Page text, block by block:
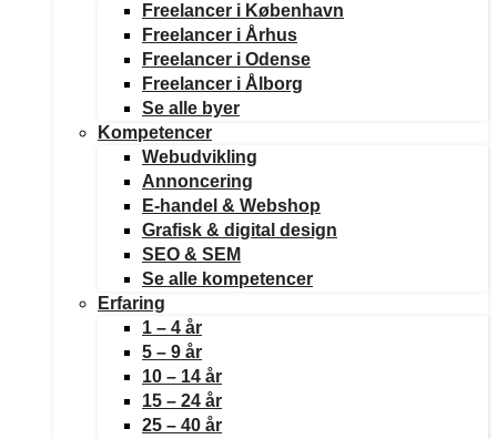
Freelancer i København
Freelancer i Århus
Freelancer i Odense
Freelancer i Ålborg
Se alle byer
Kompetencer
Webudvikling
Annoncering
E-handel & Webshop
Grafisk & digital design
SEO & SEM
Se alle kompetencer
Erfaring
1 – 4 år
5 – 9 år
10 – 14 år
15 – 24 år
25 – 40 år